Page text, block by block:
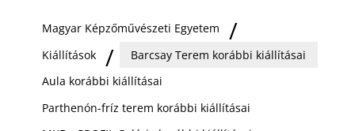
Magyar Képzőművészeti Egyetem
Kiállítások
Barcsay Terem korábbi kiállításai
Aula korábbi kiállításai
Parthenón-fríz terem korábbi kiállításai